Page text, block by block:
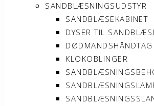
SANDBLÆSNINGSUDSTYR
SANDBLÆSEKABINET
DYSER TIL
DØDMANDSHÅNDTAG
KLOKOBLINGER